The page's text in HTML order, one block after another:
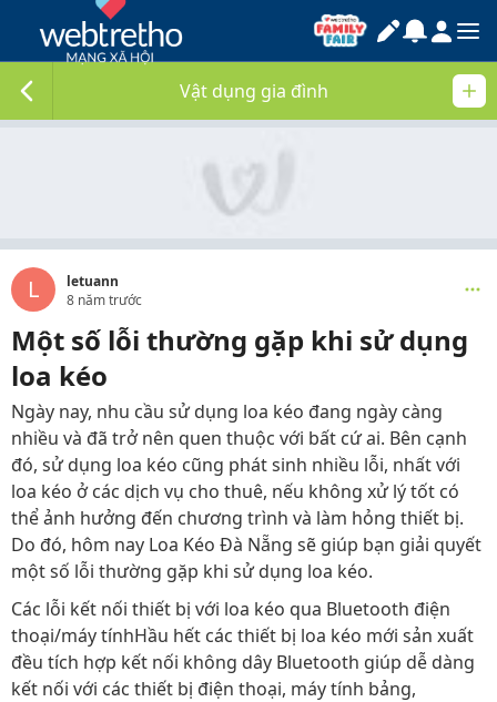
Vật dụng gia đình
L
letuann
8 năm trước
Một số lỗi thường gặp khi sử dụng
loa kéo
Ngày nay, nhu cầu sử dụng loa kéo đang ngày càng
nhiều và đã trở nên quen thuộc với bất cứ ai. Bên cạnh
đó, sử dụng loa kéo cũng phát sinh nhiều lỗi, nhất với
loa kéo ở các dịch vụ cho thuê, nếu không xử lý tốt có
thể ảnh hưởng đến chương trình và làm hỏng thiết bị.
Do đó, hôm nay Loa Kéo Đà Nẵng sẽ giúp bạn giải quyết
một số lỗi thường gặp khi sử dụng loa kéo.
Các lỗi kết nối thiết bị với loa kéo qua Bluetooth điện
thoại/máy tínhHầu hết các thiết bị loa kéo mới sản xuất
đều tích hợp kết nối không dây Bluetooth giúp dễ dàng
kết nối với các thiết bị điện thoại, máy tính bảng,